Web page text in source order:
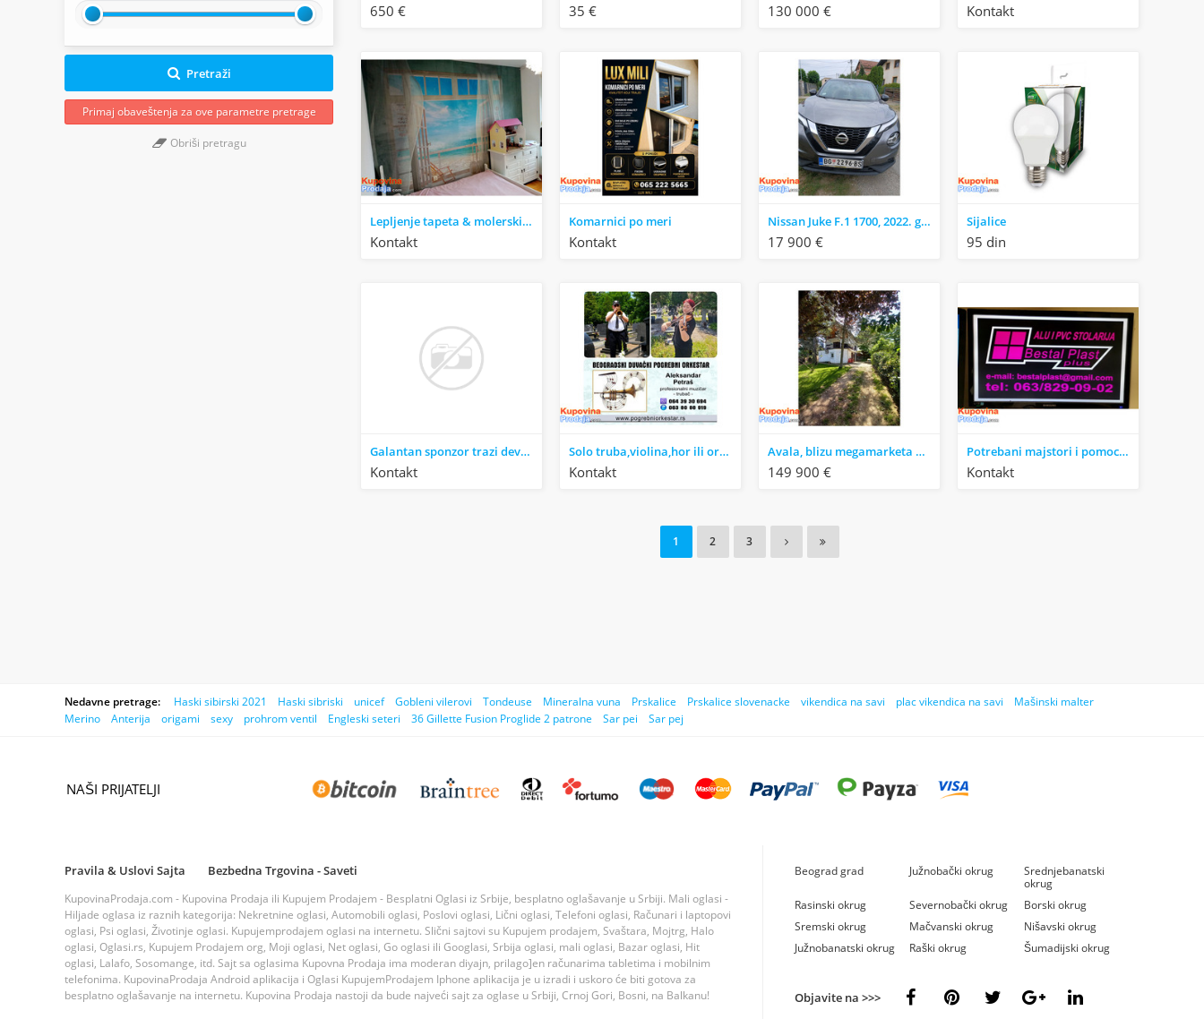
650 € 35 € 130 000 € Kontakt
Lepljenje tapeta & molerski radovi
Kontakt
Komarnici po meri
Kontakt
Nissan Juke F.1 1700, 2022. godište
17 900 €
Sijalice
95 din
Galantan sponzor trazi devojku
Kontakt
Solo truba,violina,hor ili orkestar za sahrane pogrebe
Kontakt
Avala, blizu megamarketa Koka Mar, 200 m2
149 900 €
Potrebani majstori i pomocni radnici za Alu i Pvc stolariju alu i staklene fasade
Kontakt
1 2 3
Pretraži
Primaj obaveštenja za ove parametre pretrage
Obriši pretragu
Nedavne pretrage: Haski sibirski 2021 Haski sibriski unicef Gobleni vilerovi Tondeuse Mineralna vuna Prskalice Prskalice slovenacke vikendica na savi plac vikendica na savi
Mašinski malter
Merino
Anterija origami sexy prohrom ventil Engleski seteri 36 Gillette Fusion Proglide 2 patrone Sar pei Sar pej
NAŠI PRIJATELJI
Pravila & Uslovi Sajta Bezbedna Trgovina - Saveti
KupovinaProdaja.com - Kupovina Prodaja ili Kupujem Prodajem - Besplatni Oglasi iz Srbije, besplatno oglašavanje u Srbiji. Mali oglasi -
Hiljade oglasa iz raznih kategorija: Nekretnine oglasi, Automobili oglasi, Poslovi oglasi, Lični oglasi, Telefoni oglasi, Računari i laptopovi
oglasi, Psi oglasi, Životinje oglasi. Kupujemprodajem oglasi na internetu. Slični sajtovi su Kupujem prodajem, Svaštara, Mojtrg, Halo
oglasi, Oglasi.rs, Kupujem Prodajem org, Moji oglasi, Net oglasi, Go oglasi ili Googlasi, Srbija oglasi, mali oglasi, Bazar oglasi, Hit
oglasi, Lalafo, Sosomange, itd. Sajt sa oglasima Kupovna Prodaja ima moderan diyajn, prilago]en računarima tabletima i mobilnim
telefonima. KupovinaProdaja Android aplikacija i Oglasi KupujemProdajem Iphone aplikacija je u izradi i uskoro će biti gotova za
besplatno oglašavanje na internetu. Kupovina Prodaja nastoji da bude najveći sajt za oglase u Srbiji, Crnoj Gori, Bosni, na Balkanu!
Beograd grad Južnobački okrug
Srednjebanatski
okrug
Rasinski okrug
Severnobački okrug
Borski okrug
Sremski okrug
Mačvanski okrug
Nišavski okrug
Južnobanatski okrug
Raški okrug Šumadijski okrug
Objavite na >>>